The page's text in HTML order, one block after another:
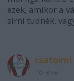
ezek, amikor a
sírni tudnék.
csatoimi